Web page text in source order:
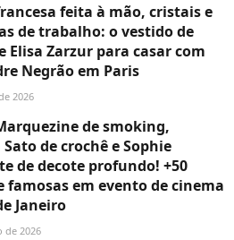
feita à mão, cristais e
de trabalho: o vestido de
Elisa Zarzur para casar com
Negrão em Paris
2026
de smoking,
de crochê e Sophie
de decote profundo! +50
famosas em evento de cinema
Janeiro
de 2026